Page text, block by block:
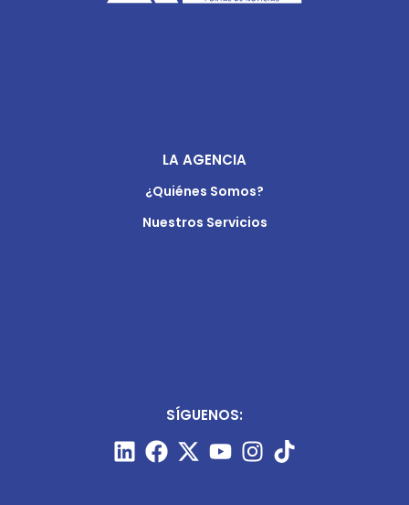
LA AGENCIA
¿Quiénes Somos?
Nuestros Servicios
SÍGUENOS: